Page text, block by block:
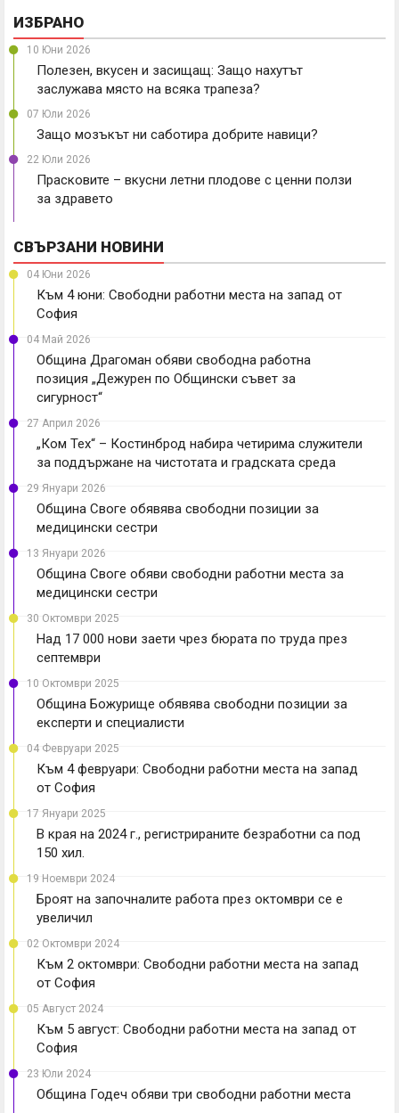
ИЗБРАНО
10 Юни 2026
Полезен, вкусен и засищащ: Защо нахутът
заслужава място на всяка трапеза?
07 Юли 2026
Защо мозъкът ни саботира добрите навици?
22 Юли 2026
Прасковите – вкусни летни плодове с ценни ползи
за здравето
СВЪРЗАНИ НОВИНИ
04 Юни 2026
Към 4 юни: Свободни работни места на запад от
София
04 Май 2026
Община Драгоман обяви свободна работна
позиция „Дежурен по Общински съвет за
сигурност“
27 Април 2026
„Ком Тех“ – Костинброд набира четирима служители
за поддържане на чистотата и градската среда
29 Януари 2026
Община Своге обявява свободни позиции за
медицински сестри
13 Януари 2026
Община Своге обяви свободни работни места за
медицински сестри
30 Октомври 2025
Над 17 000 нови заети чрез бюрата по труда през
септември
10 Октомври 2025
Община Божурище обявява свободни позиции за
експерти и специалисти
04 Февруари 2025
Към 4 февруари: Свободни работни места на запад
от София
17 Януари 2025
В края на 2024 г., регистрираните безработни са под
150 хил.
19 Ноември 2024
Броят на започналите работа през октомври се е
увеличил
02 Октомври 2024
Към 2 октомври: Свободни работни места на запад
от София
05 Август 2024
Към 5 август: Свободни работни места на запад от
София
23 Юли 2024
Община Годеч обяви три свободни работни места